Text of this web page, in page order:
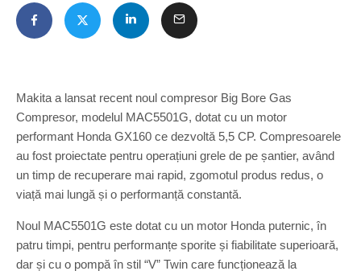
Makita a lansat recent noul compresor Big Bore Gas
Compresor, modelul MAC5501G, dotat cu un motor
performant Honda GX160 ce dezvoltă 5,5 CP. Compresoarele
au fost proiectate pentru operațiuni grele de pe șantier, având
un timp de recuperare mai rapid, zgomotul produs redus, o
viață mai lungă și o performanță constantă.
Noul MAC5501G este dotat cu un motor Honda puternic, în
patru timpi, pentru performanțe sporite și fiabilitate superioară,
dar și cu o pompă în stil “V” Twin care funcționează la